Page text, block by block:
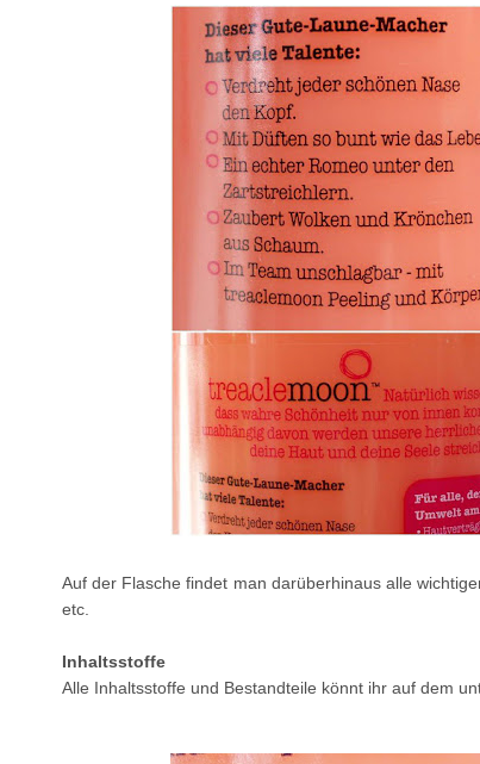
Auf der Flasche findet man darüberhinaus alle
etc.
Inhaltsstoffe
Alle Inhaltsstoffe und Bestandteile könnt ihr auf dem